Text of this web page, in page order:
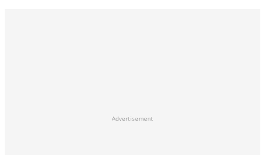
Advertisement